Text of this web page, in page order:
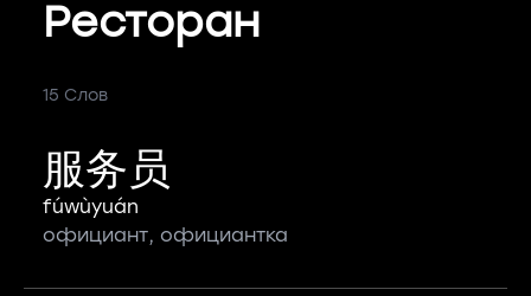
Ресторан
15 Слов
服务员
fúwùyuán
официант, официантка